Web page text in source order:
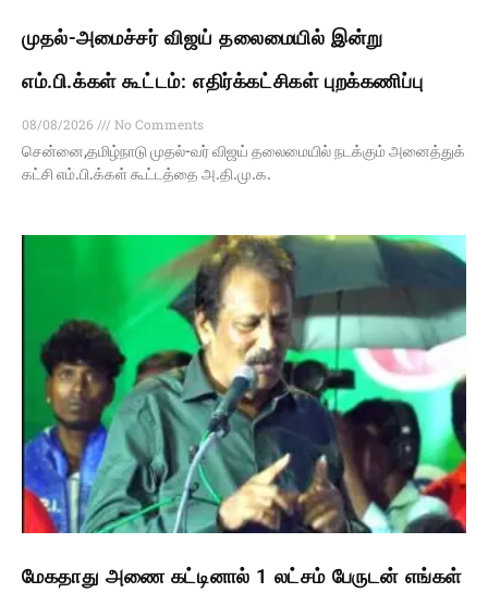
முதல்-அமைச்சர் விஜய் தலைமையில் இன்று
எம்.பி.க்கள் கூட்டம்: எதிர்க்கட்சிகள் புறக்கணிப்பு
08/08/2026
No Comments
சென்னை,தமிழ்நாடு முதல்-வர் விஜய் தலைமையில் நடக்கும் அனைத்துக்
கட்சி எம்.பி.க்கள் கூட்டத்தை அ.தி.மு.க.
மேகதாது அணை கட்டினால் 1 லட்சம் பேருடன் எங்கள்